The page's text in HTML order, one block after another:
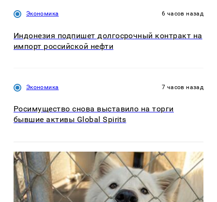
Экономика 6 часов назад
Индонезия подпишет долгосрочный контракт на
импорт российской нефти
Экономика 7 часов назад
Росимущество снова выставило на торги
бывшие активы Global Spirits